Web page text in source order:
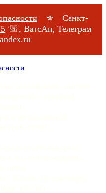
✯ Санкт-
☏, ВатсАп, Телеграм